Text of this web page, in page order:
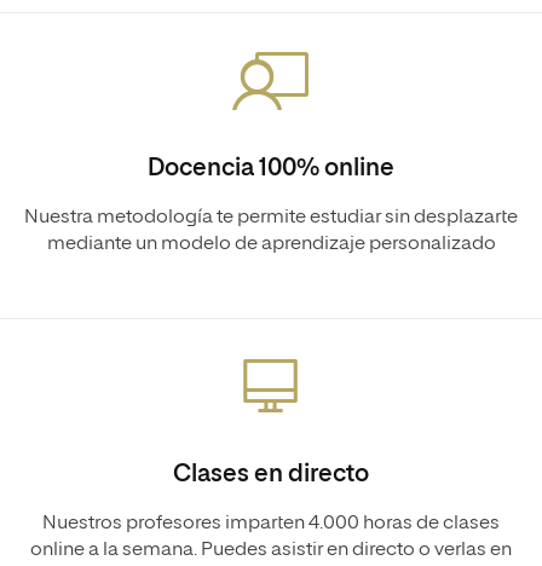
Docencia 100% online
Nuestra metodología te permite estudiar sin desplazarte
mediante un modelo de aprendizaje personalizado
Clases en directo
Nuestros profesores imparten 4.000 horas de clases
online a la semana. Puedes asistir en directo o verlas en